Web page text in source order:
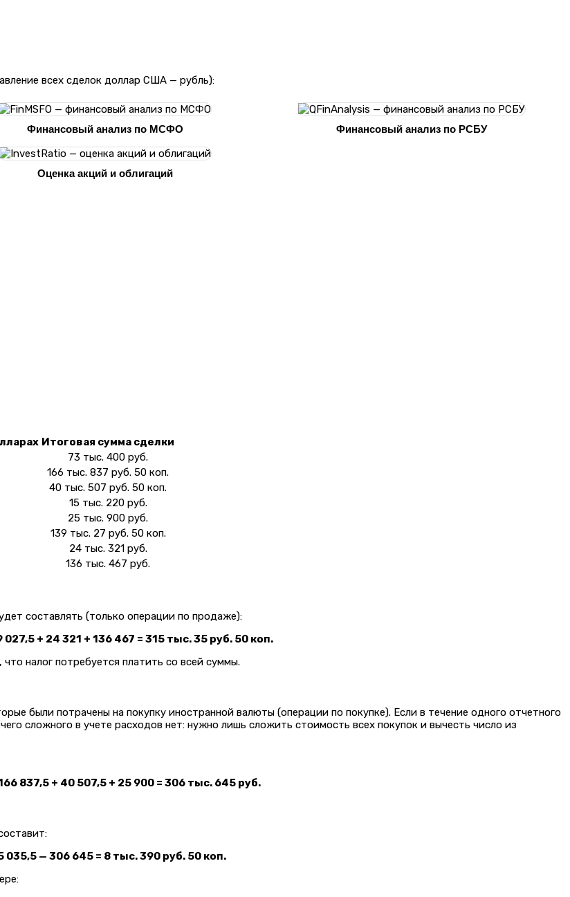
всех сделок доллар США — рубль):
Финансовый анализ по МСФО Финансовый анализ по РСБУ
Оценка акций и облигаций
Итоговая сумма сделки
73 тыс. 400 руб.
166 тыс. 837 руб. 50 коп.
40 тыс. 507 руб. 50 коп.
15 тыс. 220 руб.
25 тыс. 900 руб.
139 тыс. 27 руб. 50 коп.
24 тыс. 321 руб.
136 тыс. 467 руб.
составлять (только операции по продаже):
027,5 + 24 321 + 136 467 = 315 тыс. 35 руб. 50 коп.
налог потребуется платить со всей суммы.
были потрачены на покупку иностранной валюты (операции по покупке). Если в течение одного отчетного
сложного в учете расходов нет: нужно лишь сложить стоимость всех покупок и вычесть число из
837,5 + 40 507,5 + 25 900 = 306 тыс. 645 руб.
035,5 — 306 645 = 8 тыс. 390 руб. 50 коп.